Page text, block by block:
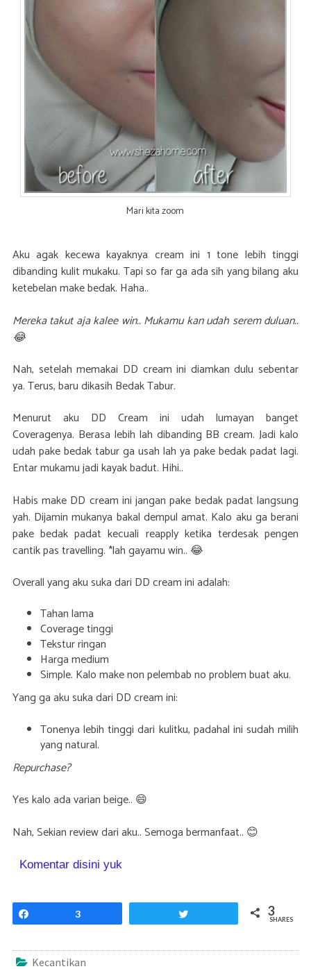
Mari kita zoom
Aku agak kecewa kayaknya cream ini 1 tone lebih tinggi
dibanding kulit mukaku. Tapi so far ga ada sih yang bilang aku
ketebelan make bedak. Haha..
Mereka takut aja kalee win.. Mukamu kan udah serem duluan..
😂
Nah, setelah memakai DD cream ini diamkan dulu sebentar
ya. Terus, baru dikasih Bedak Tabur.
Menurut aku DD Cream ini udah lumayan banget
Coveragenya. Berasa lebih lah dibanding BB cream. Jadi kalo
udah pake bedak tabur ga usah lah ya pake bedak padat lagi.
Entar mukamu jadi kayak badut. Hihi..
Habis make DD cream ini jangan pake bedak padat langsung
yah. Dijamin mukanya bakal dempul amat. Kalo aku ga berani
pake bedak padat kecuali reapply ketika terdesak pengen
cantik pas travelling. *lah gayamu win.. 😂
Overall yang aku suka dari DD cream ini adalah:
Tahan lama
Coverage tinggi
Tekstur ringan
Harga medium
Simple. Kalo make non pelembab no problem buat aku.
Yang ga aku suka dari DD cream ini:
Tonenya lebih tinggi dari kulitku, padahal ini sudah milih
yang natural.
Repurchase?
Yes kalo ada varian beige.. 😄
Nah, Sekian review dari aku.. Semoga bermanfaat.. 😊
Komentar disini yuk
3 3
SHARES
Kecantikan